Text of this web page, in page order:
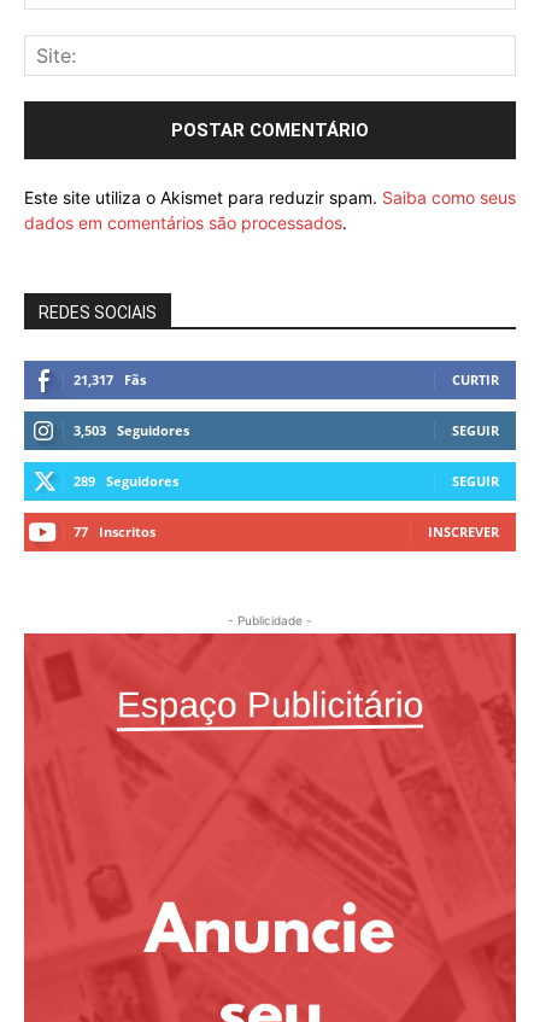
Este site utiliza o Akismet para reduzir spam. Saiba como seus
dados em comentários são processados.
REDES SOCIAIS
21,317 Fãs CURTIR
3,503 Seguidores SEGUIR
289 Seguidores SEGUIR
77 Inscritos INSCREVER
- Publicidade -